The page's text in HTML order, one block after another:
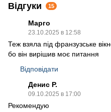
Відгуки 15
Марго
23.10.2025 в 12:58
Теж взяла під франзузське
бо він вирішив моє питання
Відповідати
Денис Р.
09.10.2025 в 17:00
Рекомендую